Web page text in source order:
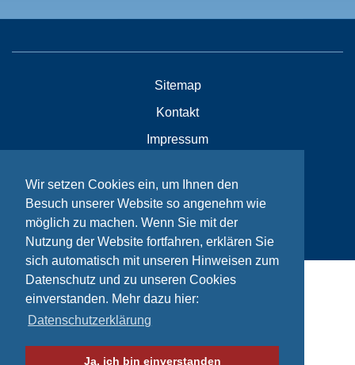
Wir setzen Cookies ein, um Ihnen den
Besuch unserer Website so angenehm wie
möglich zu machen. Wenn Sie mit der
Nutzung der Website fortfahren, erklären Sie
sich automatisch mit unseren Hinweisen zum
Datenschutz und zu unseren Cookies
einverstanden. Mehr dazu hier:
Datenschutzerklärung
Ja, ich bin einverstanden
Sitemap
Kontakt
Impressum
© Bikeaid 2026